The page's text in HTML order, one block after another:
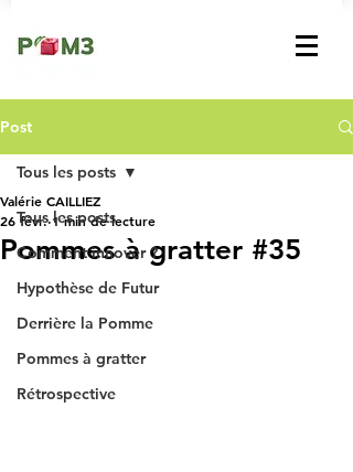
Post
Tous les posts
Comment innover ?
Hypothèse de Futur
Derrière la Pomme
Pommes à gratter
Rétrospective
Tous les posts
Pommes à gratter #35
Valérie CAILLIEZ
26 févr. 1 min de lecture